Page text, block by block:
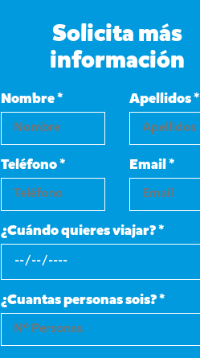
Solicita más
información
Nombre * Apellidos *
Teléfono * Email *
¿Cuándo quieres viajar? *
¿Cuantas personas sois? *